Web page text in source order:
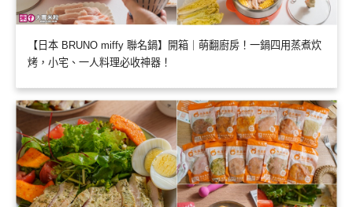
【日本 BRUNO miffy 聯名鍋】開箱｜萌翻廚房！一鍋四用蒸煮炊
烤，小宅、一人料理必收神器！